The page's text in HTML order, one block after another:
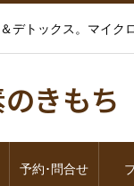
トックス。マイク
きもち
予約･問合せ